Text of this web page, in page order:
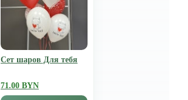
Сет шаров Для тебя
71.00 BYN